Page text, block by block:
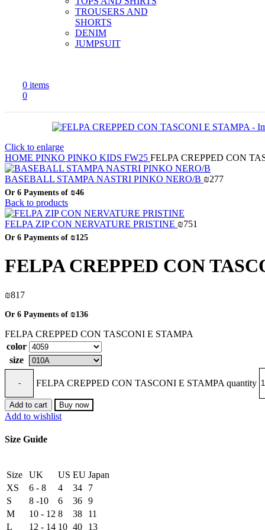
TROUSERS AND
SHORTS
DENIM
JUMPSUIT
0 items
0
Click to enlarge
HOME PINKO PINKO KIDS FW25 FELPA CREPPED CON
BASEBALL STAMPA NASTRI PINKO NERO/B ₪277
Or 6 Payments of ₪46
Back to products
FELPA ZIP CON NERVATURE PRISTINE ₪751
Or 6 Payments of ₪125
FELPA CREPPED CON
₪817
Or 6 Payments of ₪136
FELPA CREPPED CON TASCONI E STAMPA
color
size
FELPA CREPPED CON TASCONI E STAMPA quantity
Add to cart Buy now
Add to wishlist
Size Guide
Size UK US EU Japan
XS
6 - 8 4 34
7
S
8 -10 6 36 9
M
10 - 12 8 38
11
L
12 - 14 10 40
13